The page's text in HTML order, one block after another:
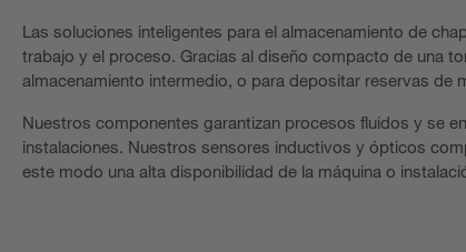
Las soluciones inteligentes para el almacenamiento de
trabajo y el proceso. Gracias al diseño compacto de una
almacenamiento intermedio, o para depositar reservas de
Nuestros componentes garantizan procesos fluidos y se
instalaciones. Nuestros sensores inductivos y ópticos
este modo una alta disponibilidad de la máquina o